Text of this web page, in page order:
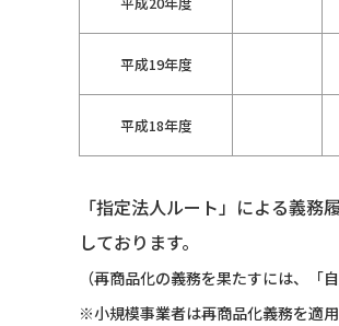
平成19年度
平成18年度
「指定法人ルート」による義
しております。
（再商品化の義務を果たすには、「
※小規模事業者は再商品化義務を適